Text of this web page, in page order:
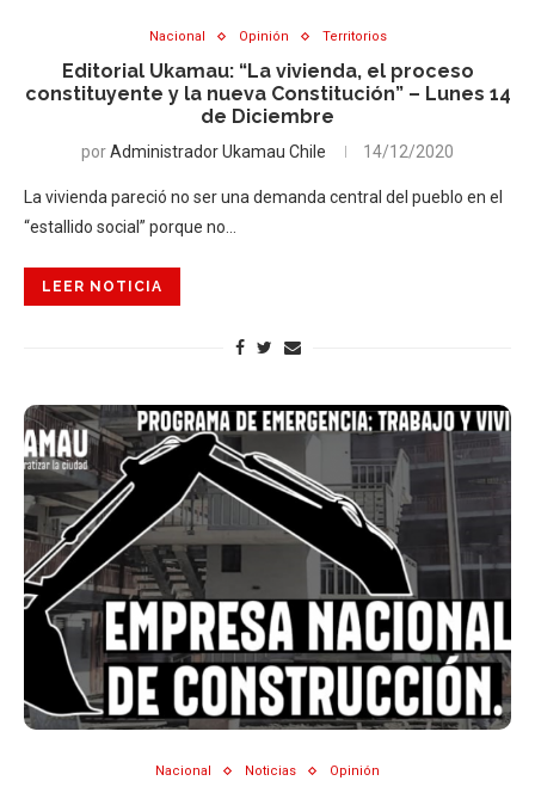
Nacional Opinión Territorios
Editorial Ukamau: “La vivienda, el proceso
constituyente y la nueva Constitución” – Lunes 14
de Diciembre
porAdministrador Ukamau Chile 14/12/2020
La vivienda pareció no ser una demanda central del pueblo en el
“estallido social” porque no…
LEER NOTICIA
Nacional Noticias Opinión